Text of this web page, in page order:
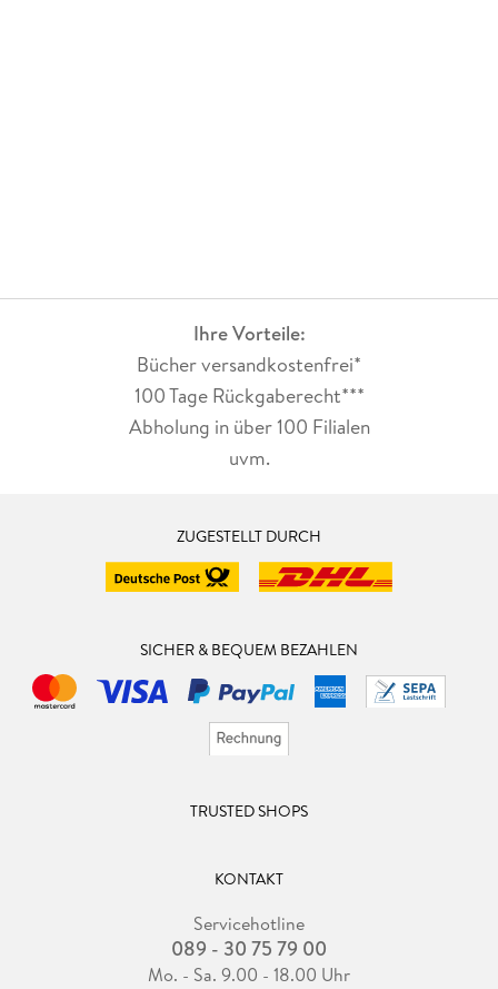
Ihre Vorteile:
Bücher versandkostenfrei*
100 Tage Rückgaberecht***
Abholung in über 100 Filialen
uvm.
ZUGESTELLT DURCH
SICHER & BEQUEM BEZAHLEN
TRUSTED SHOPS
KONTAKT
Servicehotline
089 - 30 75 79 00
Mo. - Sa. 9.00 - 18.00 Uhr